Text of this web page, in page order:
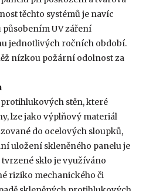
těchto systémů je navíc
UV záření
jednotlivých ročních období.
nízkou požární odolnost za
stěn, které
lze jako výplňový materiál
do ocelových sloupků,
uložení skleněného panelu je
tvrzené sklo je využíváno
riziko mechanického či